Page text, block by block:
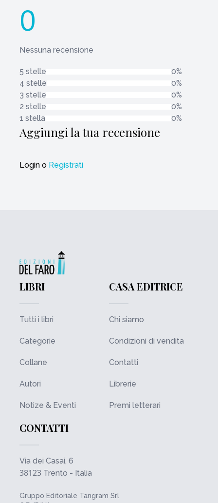
0
Nessuna recensione
5 stelle
0%
4 stelle
0%
3 stelle
0%
2 stelle
0%
1 stella
0%
Aggiungi la tua recensione
Login o Registrati
LIBRI
Tutti i libri
Categorie
Collane
Autori
Notize & Eventi
CASA EDITRICE
Chi siamo
Condizioni di vendita
Contatti
Librerie
Premi letterari
CONTATTI
Via dei Casai, 6
38123 Trento - Italia
Gruppo Editoriale Tangram Srl